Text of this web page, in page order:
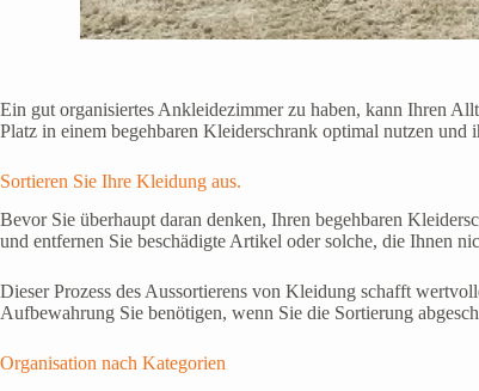
Ein gut organisiertes Ankleidezimmer zu haben, kann Ihren
Platz in einem begehbaren Kleiderschrank optimal nutzen
Sortieren Sie Ihre Kleidung aus.
Bevor Sie überhaupt daran denken, Ihren begehbaren
und entfernen Sie beschädigte Artikel oder solche, die Ihnen
Dieser Prozess des Aussortierens von Kleidung schafft
Aufbewahrung Sie benötigen, wenn Sie die Sortierung
Organisation nach Kategorien